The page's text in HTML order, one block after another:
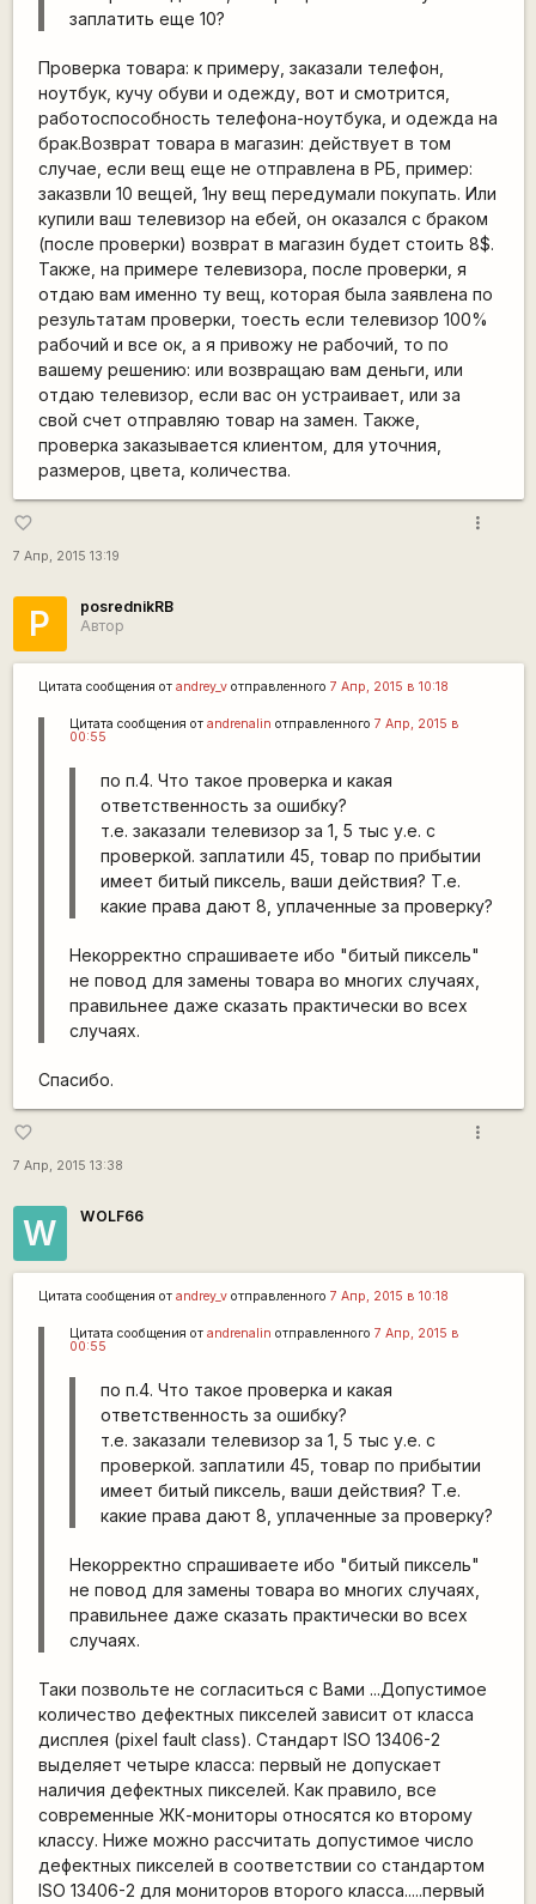
заплатить еще 10?
Проверка товара: к примеру, заказали телефон,
ноутбук, кучу обуви и одежду, вот и смотрится,
работоспособность телефона-ноутбука, и одежда на
брак.Возврат товара в магазин: действует в том
случае, если вещ еще не отправлена в РБ, пример:
заказвли 10 вещей, 1ну вещ передумали покупать. Или
купили ваш телевизор на ебей, он оказался с браком
(после проверки) возврат в магазин будет стоить 8$.
Также, на примере телевизора, после проверки, я
отдаю вам именно ту вещ, которая была заявлена по
результатам проверки, тоесть если телевизор 100%
рабочий и все ок, а я привожу не рабочий, то по
вашему решению: или возвращаю вам деньги, или
отдаю телевизор, если вас он устраивает, или за
свой счет отправляю товар на замен. Также,
проверка заказывается клиентом, для уточния,
размеров, цвета, количества.
favorite_border
7 Апр, 2015 13:19
more_vert
P
posrednikRB
Автор
Цитата сообщения от andrey_vотправленного 7 Апр, 2015 в 10:18
Цитата сообщения от andrenalin отправленного 7 Апр, 2015 в
00:55
по п.4. Что такое проверка и какая
ответственность за ошибку?
т.е. заказали телевизор за 1, 5 тыс у.е. с
проверкой. заплатили 45, товар по прибытии
имеет битый пиксель, ваши действия? Т.е.
какие права дают 8, уплаченные за проверку?
Некорректно спрашиваете ибо "битый пиксель"
не повод для замены товара во многих случаях,
правильнее даже сказать практически во всех
случаях.
Спасибо.
favorite_border
7 Апр, 2015 13:38
more_vert
W WOLF66
Цитата сообщения от andrey_vотправленного 7 Апр, 2015 в 10:18
Цитата сообщения от andrenalin отправленного 7 Апр, 2015 в
00:55
по п.4. Что такое проверка и какая
ответственность за ошибку?
т.е. заказали телевизор за 1, 5 тыс у.е. с
проверкой. заплатили 45, товар по прибытии
имеет битый пиксель, ваши действия? Т.е.
какие права дают 8, уплаченные за проверку?
Некорректно спрашиваете ибо "битый пиксель"
не повод для замены товара во многих случаях,
правильнее даже сказать практически во всех
случаях.
Таки позвольте не согласиться с Вами ...Допустимое
количество дефектных пикселей зависит от класса
дисплея (pixel fault class). Стандарт ISO 13406-2
выделяет четыре класса: первый не допускает
наличия дефектных пикселей. Как правило, все
современные ЖК-мониторы относятся ко второму
классу. Ниже можно рассчитать допустимое число
дефектных пикселей в соответствии со стандартом
ISO 13406-2 для мониторов второго класса.....первый